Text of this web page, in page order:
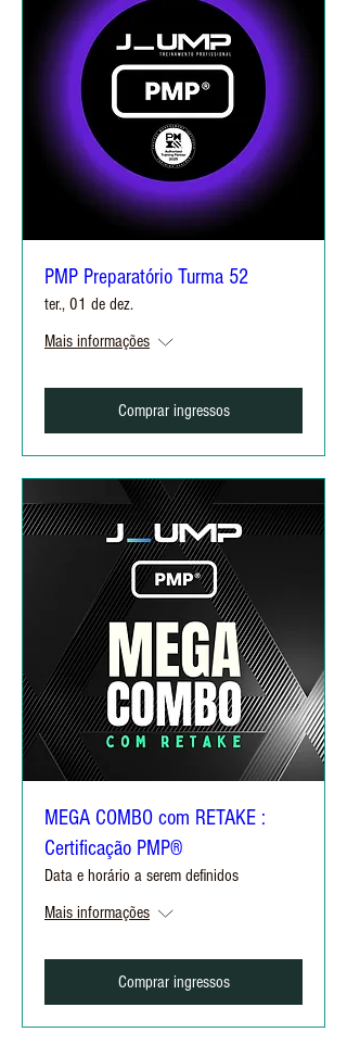
PMP Preparatório Turma 52
ter., 01 de dez.
Mais informações
Comprar ingressos
MEGA COMBO com RETAKE :
Certificação PMP®
Data e horário a serem definidos
Mais informações
Comprar ingressos